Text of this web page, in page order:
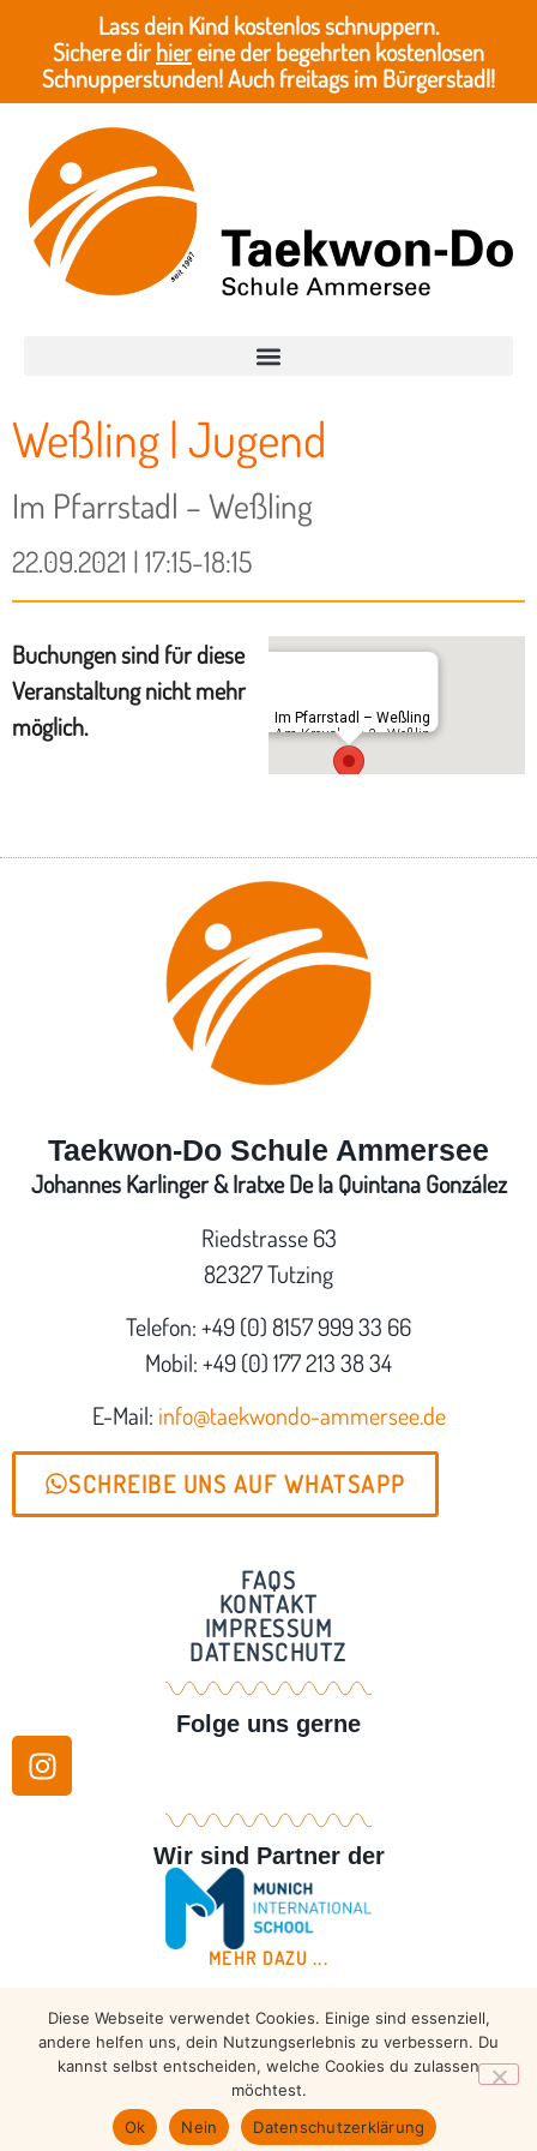
Lass dein Kind kostenlos schnuppern.
Sichere dirhiereine der begehrten kostenlosen
Schnupperstunden! Auch freitags im Bürgerstadl!
Weßling | Jugend
Im Pfarrstadl – Weßling
22.09.2021 | 17:15-18:15
Buchungen sind für diese
Veranstaltung nicht mehr
möglich.
Im Pfarrstadl – Weßling
Am Kreuzberg 3 - Weßling
Taekwon-Do Schule Ammersee
Johannes Karlinger & Iratxe De la Quintana González
Riedstrasse 63
82327 Tutzing
Telefon: +49 (0) 8157 999 33 66
Mobil: +49 (0) 177 213 38 34
E-Mail: info@taekwondo-ammersee.de
SCHREIBE UNS AUF WHATSAPP
FAQS
KONTAKT
IMPRESSUM
DATENSCHUTZ
Folge uns gerne
Wir sind Partner der
MEHR DAZU ...
Copyright © 2026 – Taekwondo Ammersee | All rights
reserved.
Diese Webseite verwendet Cookies. Einige sind essenziell,
andere helfen uns, dein Nutzungserlebnis zu verbessern. Du
kannst selbst entscheiden, welche Cookies du zulassen
möchtest.
Ok
Nein Datenschutzerklärung